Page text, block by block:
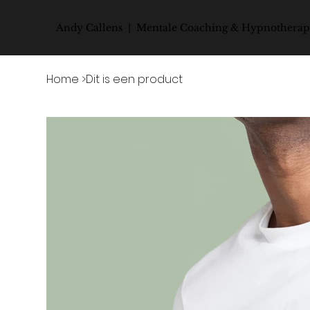
Andy Callens | Mentale Coaching &
Home >Dit is een product